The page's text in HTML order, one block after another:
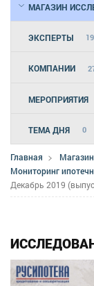
МАГАЗИН
ЭКСПЕРТЫ
КОМПАНИИ
МЕРОПРИЯТИЯ
ТЕМА ДНЯ 0
Главная
Мониторинг
Декабрь 2019